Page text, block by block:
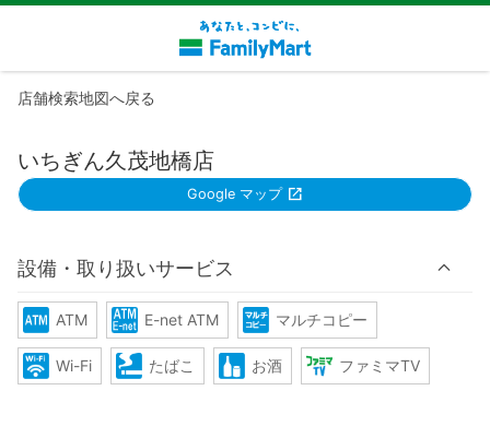
店舗検索地図へ戻る
いちぎん久茂地橋店
Google マップ
設備・取り扱いサービス
ATM E-net ATM マルチコピー
Wi-Fi たばこ お酒 ファミマTV